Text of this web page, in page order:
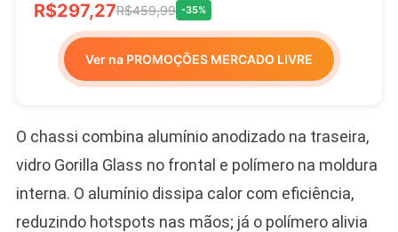
R$297,27R$459,99 -35%
Ver na PROMOÇÕES MERCADO LIVRE
O chassi combina alumínio anodizado na traseira,
vidro Gorilla Glass no frontal e polímero na moldura
interna. O alumínio dissipa calor com eficiência,
reduzindo hotspots nas mãos; já o polímero alivia